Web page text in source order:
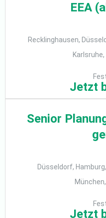
EEA
Recklinghausen,
Jetzt
Senior
Düsseldorf,
Jetzt